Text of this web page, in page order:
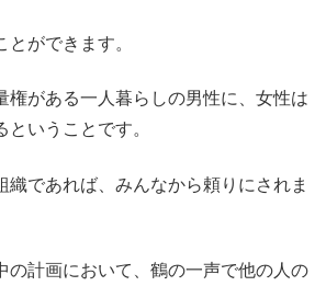
とができます。
権がある一人暮らしの男性に、女性は
いうことです。
織であれば、みんなから頼りにされま
の計画において、鶴の一声で他の人の